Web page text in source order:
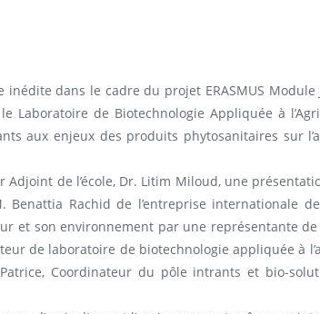
inédite dans le cadre du projet ERASMUS Module
Laboratoire de Biotechnologie Appliquée à
aux enjeux des produits phytosanitaires sur
de l’école, Dr. Litim Miloud, une
Rachid de l’entreprise internationale
et son environnement par une représentante de
de laboratoire de biotechnologie appliquée à
Coordinateur du pôle intrants et bio-